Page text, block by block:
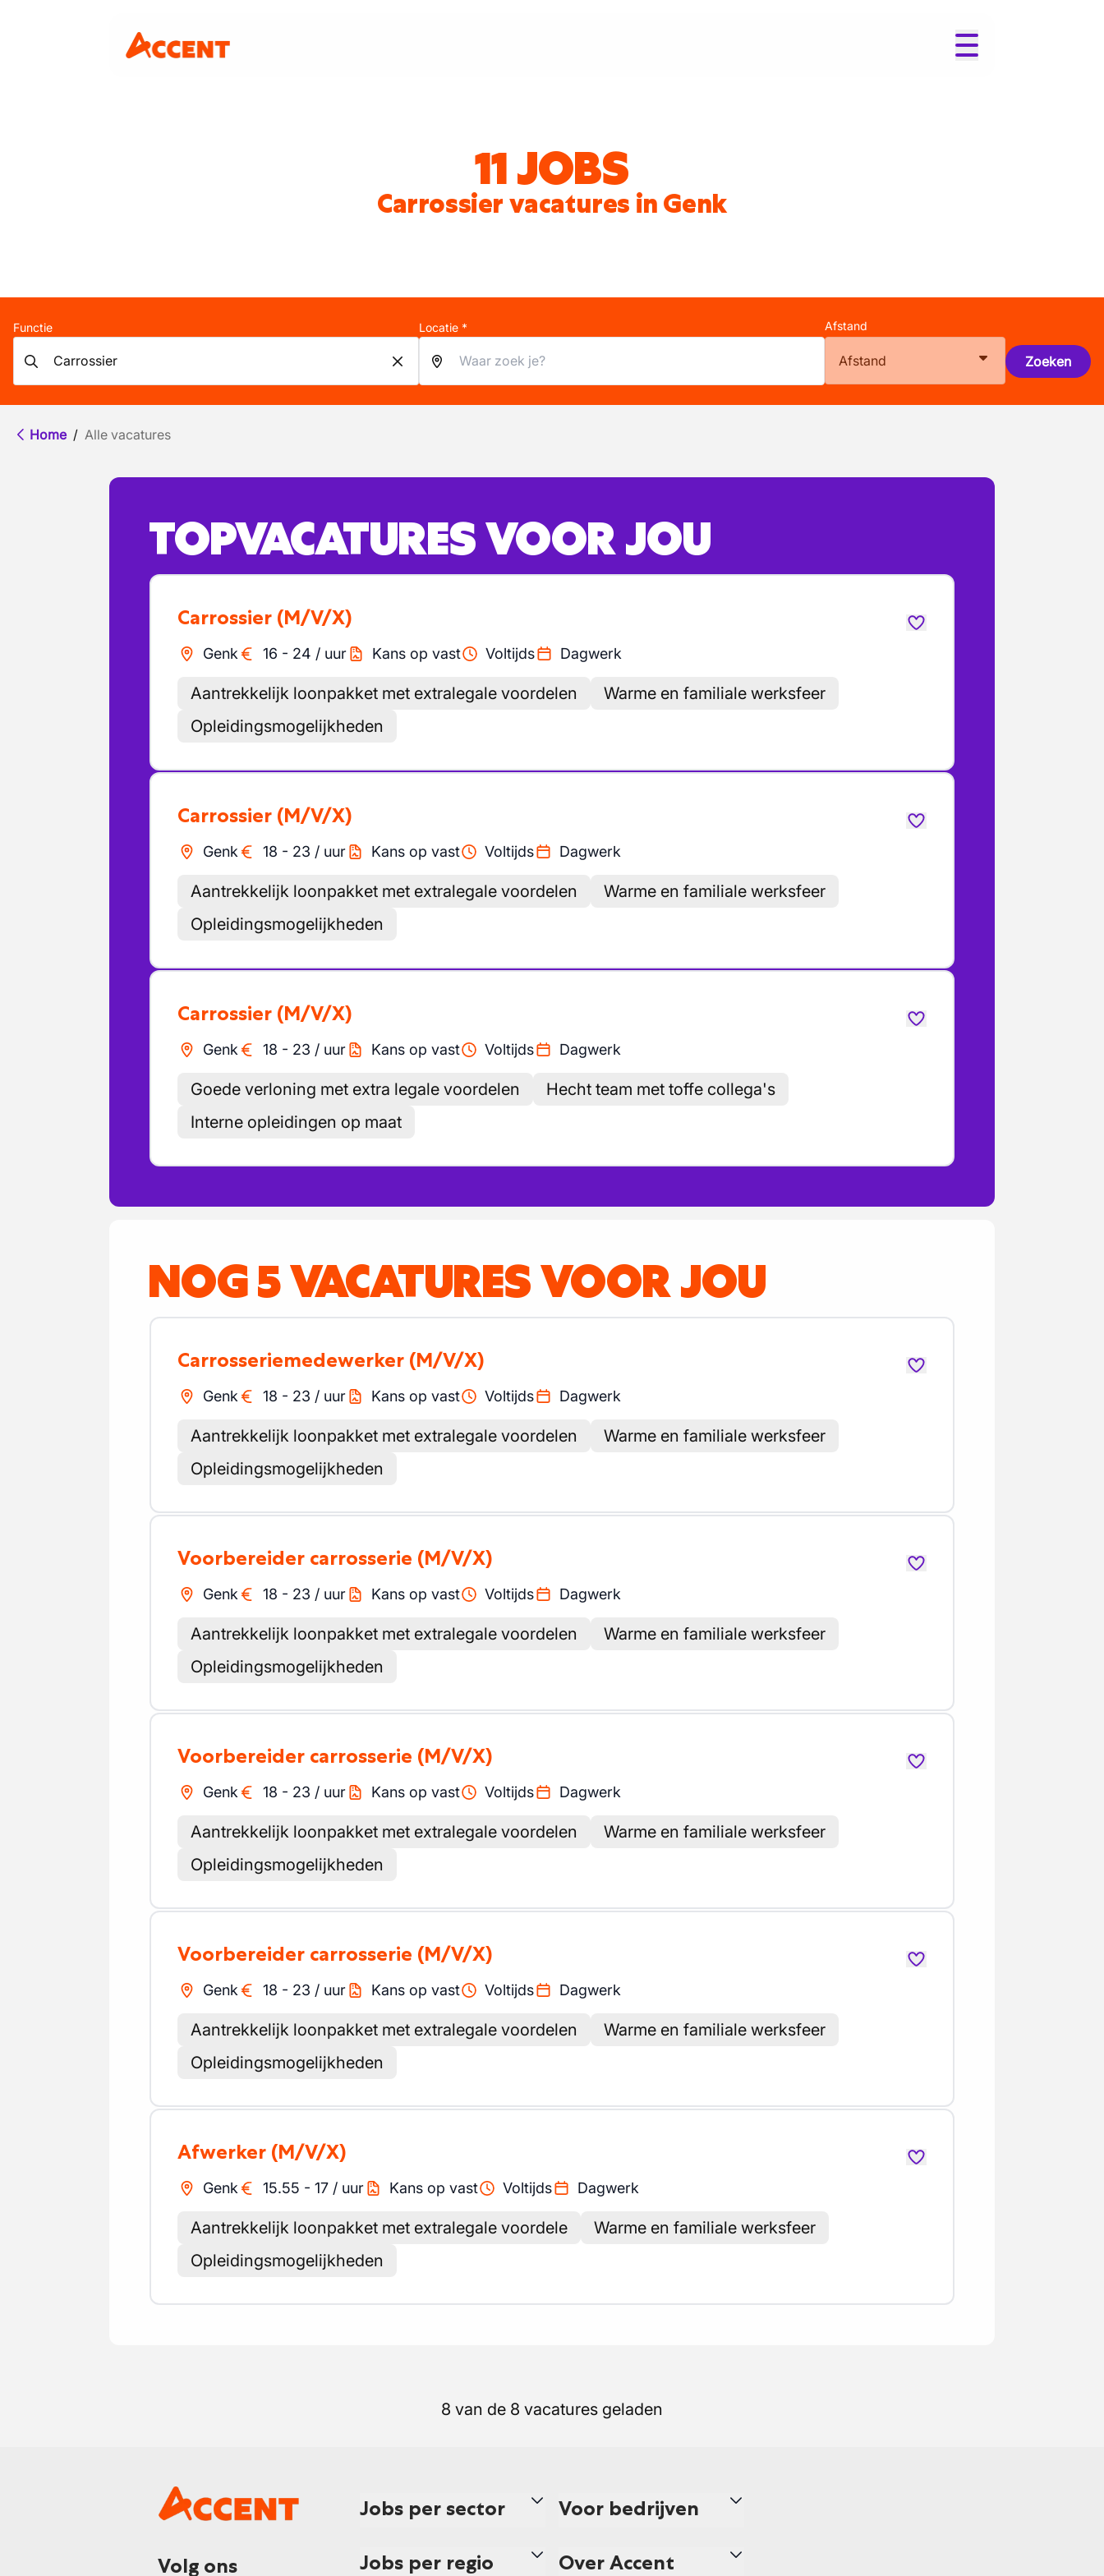
11 JOBS
Carrossier vacatures in Genk
Functie Locatie * Afstand
Afstand Zoeken
Home / Alle vacatures
TOPVACATURES VOOR JOU
Carrossier (M/V/X)
Genk 16 - 24 / uur Kans op vast Voltijds Dagwerk
Aantrekkelijk loonpakket met extralegale voordelen
Warme en familiale werksfeer
Opleidingsmogelijkheden
Carrossier (M/V/X)
Genk 18 - 23 / uur Kans op vast Voltijds Dagwerk
Aantrekkelijk loonpakket met extralegale voordelen
Warme en familiale werksfeer
Opleidingsmogelijkheden
Carrossier (M/V/X)
Genk 18 - 23 / uur Kans op vast Voltijds Dagwerk
Goede verloning met extra legale voordelen
Hecht team met toffe collega's
Interne opleidingen op maat
NOG 5 VACATURES VOOR JOU
Carrosseriemedewerker (M/V/X)
Genk 18 - 23 / uur Kans op vast Voltijds Dagwerk
Aantrekkelijk loonpakket met extralegale voordelen
Warme en familiale werksfeer
Opleidingsmogelijkheden
Voorbereider carrosserie (M/V/X)
Genk 18 - 23 / uur Kans op vast Voltijds Dagwerk
Aantrekkelijk loonpakket met extralegale voordelen
Warme en familiale werksfeer
Opleidingsmogelijkheden
Voorbereider carrosserie (M/V/X)
Genk 18 - 23 / uur Kans op vast Voltijds Dagwerk
Aantrekkelijk loonpakket met extralegale voordelen
Warme en familiale werksfeer
Opleidingsmogelijkheden
Voorbereider carrosserie (M/V/X)
Genk 18 - 23 / uur Kans op vast Voltijds Dagwerk
Aantrekkelijk loonpakket met extralegale voordelen
Warme en familiale werksfeer
Opleidingsmogelijkheden
Afwerker (M/V/X)
Genk 15.55 - 17 / uur Kans op vast Voltijds Dagwerk
Aantrekkelijk loonpakket met extralegale voordele
Warme en familiale werksfeer
Opleidingsmogelijkheden
8 van de 8 vacatures geladen
Volg ons
Jobs per sector
Jobs per regio
Voor bedrijven
Over Accent